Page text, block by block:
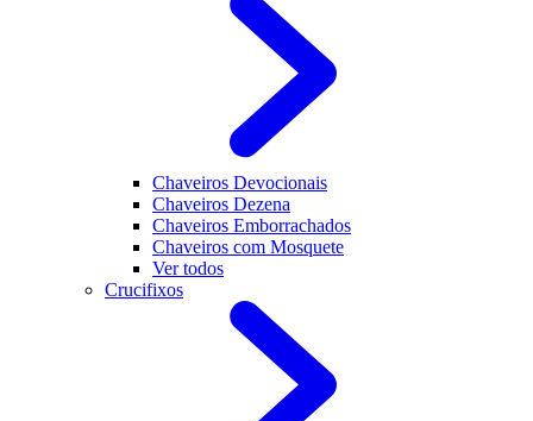
Chaveiros Devocionais
Chaveiros Dezena
Chaveiros Emborrachados
Chaveiros com Mosquete
Ver todos
Crucifixos